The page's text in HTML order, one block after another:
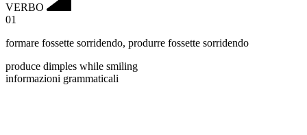
VERBO
01
formare fossette sorridendo, produrre fossette sorridendo
produce dimples while smiling
informazioni grammaticali